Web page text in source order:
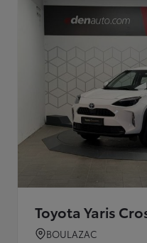
Toyota Yaris
BOULAZAC